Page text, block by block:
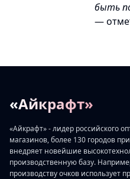
быть
—
«Айкрафт»
«Айкрафт» - лидер российского
магазинов, более 130 городов
внедряет новейшие
производственную базу.
производству очков использует